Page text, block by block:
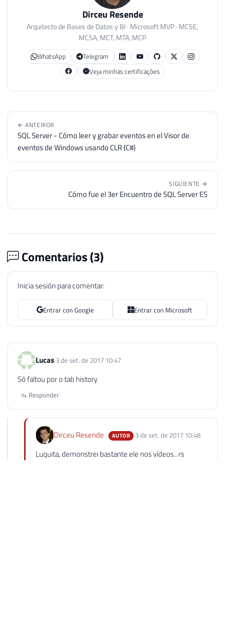
Dirceu Resende
Arquitecto de Bases de Datos y BI · Microsoft MVP · MCSE,
MCSA, MCT, MTA, MCP
WhatsApp
Telegram
Veja minhas certificações
← ANTERIOR
SQL Server - Cómo leer y grabar eventos en el Visor de
eventos de Windows usando CLR (C#)
SIGUIENTE →
Cómo fue el 3er Encuentro de SQL Server ES
Comentarios (3)
Inicia sesión para comentar:
Entrar con Google Entrar con Microsoft
Lucas 3 de set. de 2017 10:47
Só faltou por o tab history
Responder
Dirceu Resende AUTOR 3 de set. de 2017 10:48
Luquita, demonstrei bastante ele nos vídeos.. rs